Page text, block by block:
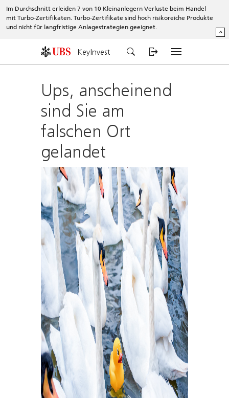
Im Durchschnitt erleiden 7 von 10 Kleinanlegern Verluste beim Handel
mit Turbo-Zertifikaten. Turbo-Zertifikate sind hoch risikoreiche Produkte
und nicht für langfristige Anlagestrategien geeignet.
^
KeyInvest
Ups, anscheinend
sind Sie am
falschen Ort
gelandet